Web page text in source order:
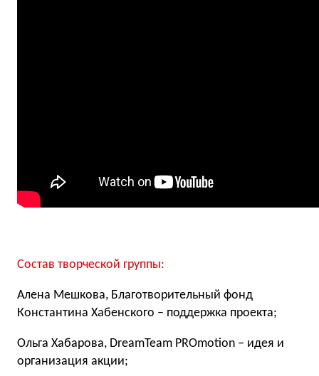
Состав творческой группы:
Алена Мешкова, Благотворительный фонд
Константина Хабенского – поддержка проекта;
Ольга Хабарова, DreamTeam PROmotion – идея и
организация акции;